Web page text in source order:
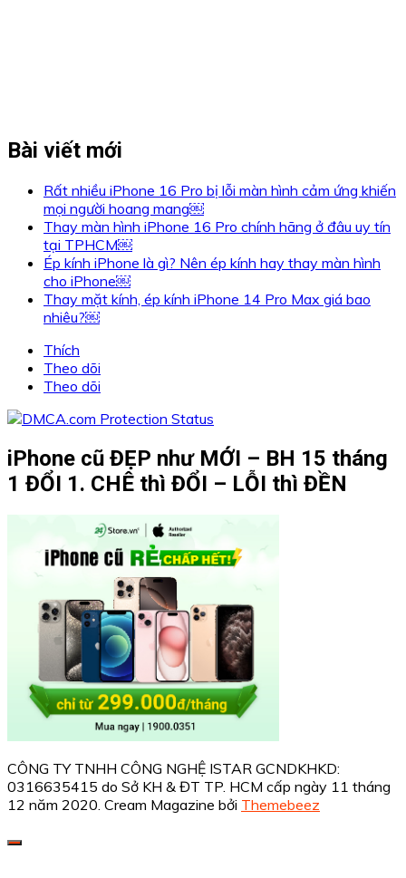
Bài viết mới
Rất nhiều iPhone 16 Pro bị lỗi màn hình cảm ứng khiến
mọi người hoang mang￼
Thay màn hình iPhone 16 Pro chính hãng ở đâu uy tín
tại TPHCM￼
Ép kính iPhone là gì? Nên ép kính hay thay màn hình
cho iPhone￼
Thay mặt kính, ép kính iPhone 14 Pro Max giá bao
nhiêu?￼
Thích
Theo dõi
Theo dõi
iPhone cũ ĐẸP như MỚI – BH 15 tháng
1 ĐỔI 1. CHÊ thì ĐỔI – LỖI thì ĐỀN
CÔNG TY TNHH CÔNG NGHỆ ISTAR GCNDKHKD:
0316635415 do Sở KH & ĐT TP. HCM cấp ngày 11 tháng
12 năm 2020. Cream Magazine bởi Themebeez